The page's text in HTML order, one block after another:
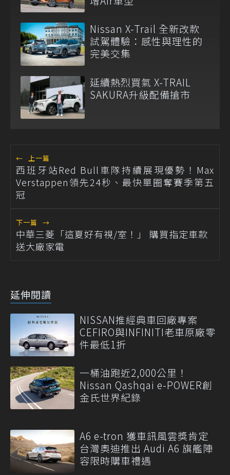
Nissan X-Trail 全新改款
試駕體驗：感性與理性的
完美交集
延續熱烈買氣 X-TRAIL
SAKURA升級配備搶市
← 上一篇
西班牙站Red Bull車隊持續展現優勢！Max
Verstappen領先24秒、最快單圈奪賽季第五
冠
下一篇 →
中華三菱「這夏好有視/室！」 購買指定車款
送大廠家電
延伸閱讀
NISSAN推經典車回廠專案
CEFIRO與INFINITI老車原廠零
件最低1折
一桶油跑近2,000公里！
Nissan Qashqai e-POWER創
金氏世界紀錄
A6 e-tron 獲車訊風雲獎肯定
台灣奧迪推出 Audi A6 旗艦陣
容限時購車禮遇